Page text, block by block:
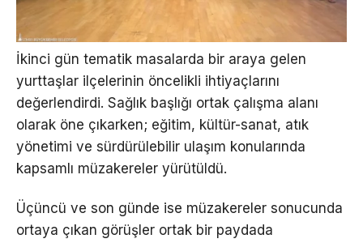
İkinci gün tematik masalarda bir araya gelen
yurttaşlar ilçelerinin öncelikli ihtiyaçlarını
değerlendirdi. Sağlık başlığı ortak çalışma alanı
olarak öne çıkarken; eğitim, kültür-sanat, atık
yönetimi ve sürdürülebilir ulaşım konularında
kapsamlı müzakereler yürütüldü.
Üçüncü ve son günde ise müzakereler sonucunda
ortaya çıkan görüşler ortak bir paydada